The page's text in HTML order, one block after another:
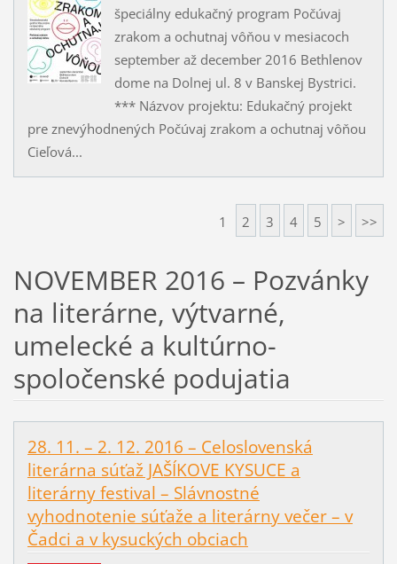
špeciálny edukačný program Počúvaj
zrakom a ochutnaj vôňou v mesiacoch
september až december 2016 Bethlenov
dome na Dolnej ul. 8 v Banskej Bystrici.
*** Názvov projektu: Edukačný projekt
pre znevýhodnených Počúvaj zrakom a ochutnaj vôňou
Cieľová...
1 2 3 4 5 > >>
NOVEMBER 2016 – Pozvánky
na literárne, výtvarné,
umelecké a kultúrno-
spoločenské podujatia
28. 11. – 2. 12. 2016 – Celoslovenská
literárna súťaž JAŠÍKOVE KYSUCE a
literárny festival – Slávnostné
vyhodnotenie súťaže a literárny večer – v
Čadci a v kysuckých obciach